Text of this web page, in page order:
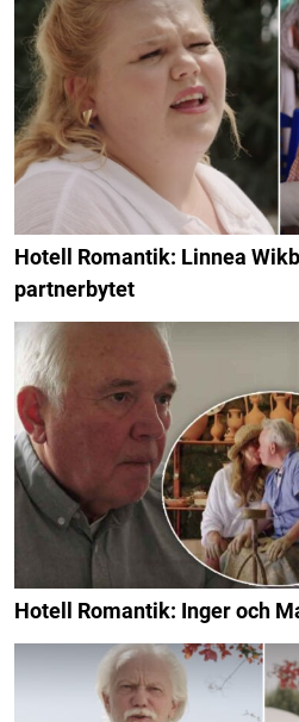
Hotell Romantik: Linnea
partnerbytet
Hotell Romantik: Inger och